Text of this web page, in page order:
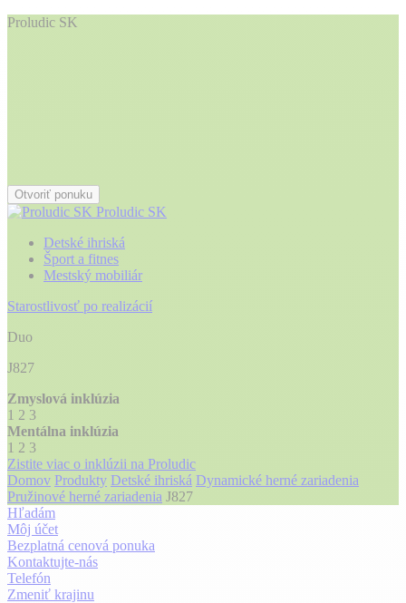
Proludic SK
Otvoriť ponuku
Proludic SK
Detské ihriská
Šport a fitnes
Mestský mobiliár
Starostlivosť po realizácií
Duo
J827
Zmyslová inklúzia
1 2 3
Mentálna inklúzia
1 2 3
Zistite viac o inklúzii na Proludic
Domov Produkty Detské ihriská Dynamické herné zariadenia
Pružinové herné zariadenia J827
Hľadám
Môj účet
Bezplatná cenová ponuka
Kontaktujte-nás
Telefón
Zmeniť krajinu